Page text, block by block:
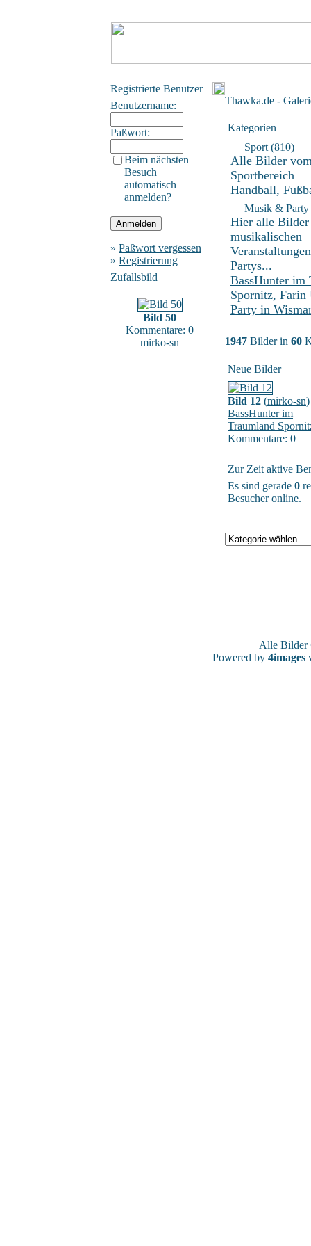
Registrierte Benutzer
Benutzername:
Paßwort:
Beim nächsten
Besuch
automatisch
anmelden?
» Paßwort vergessen
» Registrierung
Zufallsbild
Bild 50
Kommentare: 0
mirko-sn
Thawka.de -
Kategorien
Sport (810)
Alle Bilder
Sportbereich
Handball,
Musik & Party
Hier alle
musikalischen
Partys...
BassHunter im
Spornitz, Farin
Party in
1947 Bilder in 60
Neue Bilder
Bild 12 (mirko-sn)
BassHunter im
Traumland
Kommentare: 0
Zur Zeit aktive
Es sind gerade 0
Besucher online.
Alle
Powered by 4images